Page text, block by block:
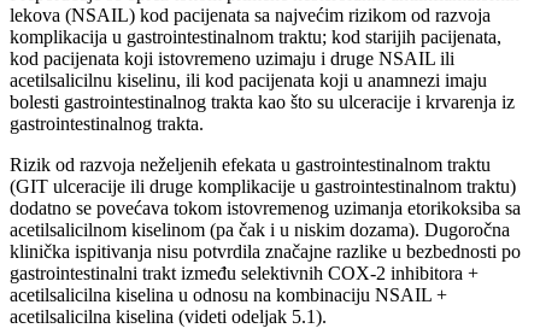
lekova (NSAIL) kod pacijenata sa najvećim rizikom od razvoja
komplikacija u gastrointestinalnom traktu; kod starijih pacijenata,
kod pacijenata koji istovremeno uzimaju i druge NSAIL ili
acetilsalicilnu kiselinu, ili kod pacijenata koji u anamnezi imaju
bolesti gastrointestinalnog trakta kao što su ulceracije i krvarenja iz
gastrointestinalnog trakta.
Rizik od razvoja neželjenih efekata u gastrointestinalnom traktu
(GIT ulceracije ili druge komplikacije u gastrointestinalnom traktu)
dodatno se povećava tokom istovremenog uzimanja etorikoksiba sa
acetilsalicilnom kiselinom (pa čak i u niskim dozama). Dugoročna
klinička ispitivanja nisu potvrdila značajne razlike u bezbednosti po
gastrointestinalni trakt između selektivnih COX-2 inhibitora +
acetilsalicilna kiselina u odnosu na kombinaciju NSAIL +
acetilsalicilna kiselina (videti odeljak 5.1).